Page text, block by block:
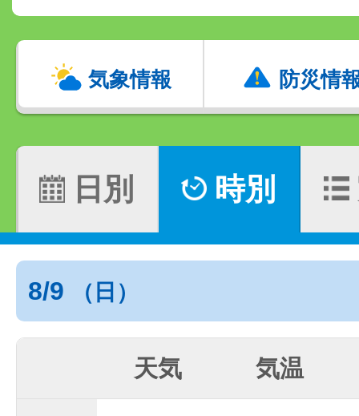
気象情報 防災情
日別 時別
8/9 （日）
天気 気温